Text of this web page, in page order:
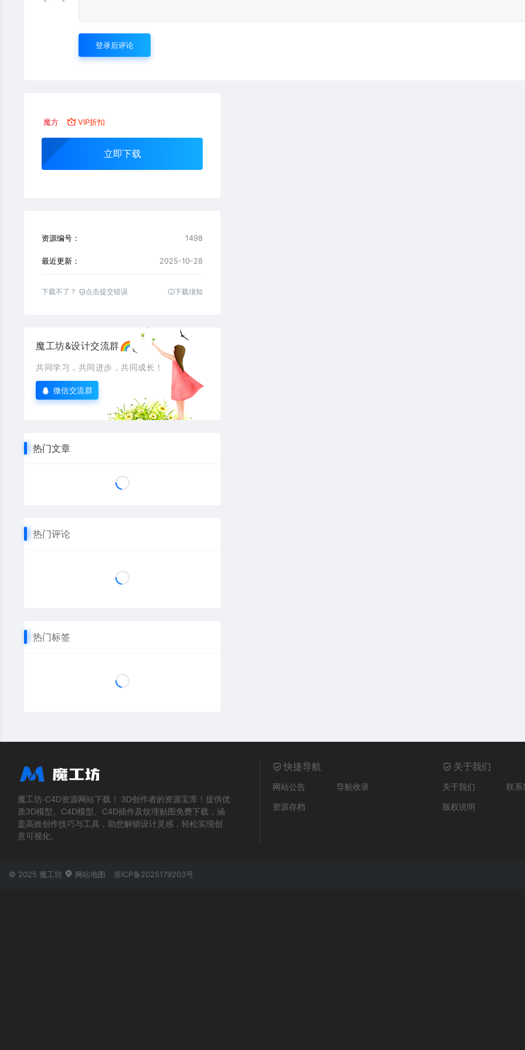
登录后评论
魔方 VIP折扣
立即下载
资源编号： 1498
最近更新： 2025-10-28
下载不了？ 点击提交错误 下载须知
魔工坊&设计交流群🌈
共同学习，共同进步，共同成长！
微信交流群
热门文章
热门评论
热门标签
魔工坊-C4D资源网站下载！ 3D创作者的资源宝库！提供优
质3D模型、C4D模型、C4D插件及纹理贴图免费下载，涵
盖高效创作技巧与工具，助您解锁设计灵感，轻松实现创
意可视化。
快捷导航
网站公告
导航收录
资源存档
关于我们
关于我们
联系
版权说明
© 2025 魔工坊 网站地图 浙ICP备2025179203号